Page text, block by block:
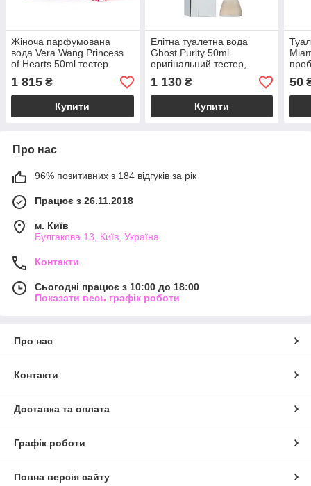
Жіноча парфумована
вода Vera Wang Princess
of Hearts 50ml тестер
оригінал, квітково-
фруктовий аромат
1 815 ₴
Купити
Елітна туалетна вода
Ghost Purity 50ml
оригінальний тестер,
жіночий квітково-пудровий
аромат
1 130₴
Купити
50
Про нас
96% позитивних з 184 відгуків за рік
Працює з 26.11.2018
м. Київ
Булгакова 13, Київ, Україна
Контакти
Сьогодні працює з 10:00 до 18:00
Показати весь графік роботи
Про нас
Контакти
Доставка та оплата
Графік роботи
Повна версія сайту